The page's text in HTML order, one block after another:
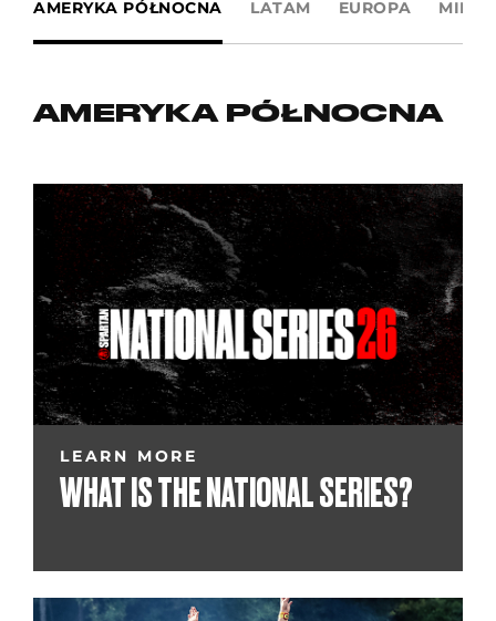
AMERYKA PÓŁNOCNA LATAM EUROPA
AMERYKA PÓŁNOCNA
LEARN MORE
WHAT IS THE NATIONAL SERIES?